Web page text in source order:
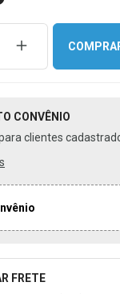
UNIDADEAUMENTAR UMA
CONVÊNIO
clientes
Calcular o
FRETE